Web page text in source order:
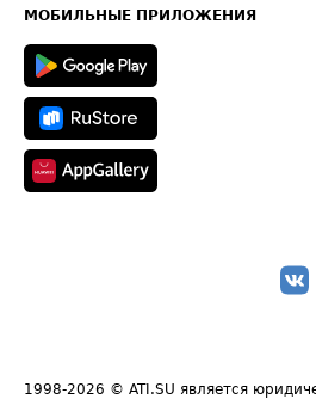
Техническая информация
МОБИЛЬНЫЕ ПРИЛОЖЕНИЯ
1998-2026 © ATI.SU является